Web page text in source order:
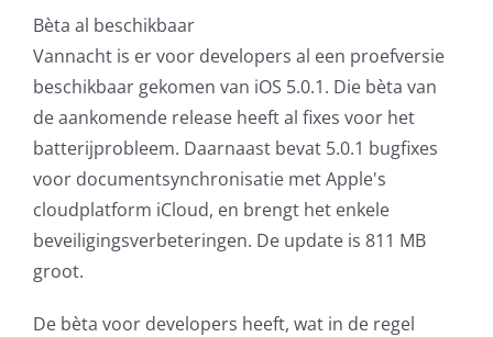
Bèta al beschikbaar
Vannacht is er voor developers al een proefversie
beschikbaar gekomen van iOS 5.0.1. Die bèta van
de aankomende release heeft al fixes voor het
batterijprobleem. Daarnaast bevat 5.0.1 bugfixes
voor documentsynchronisatie met Apple's
cloudplatform iCloud, en brengt het enkele
beveiligingsverbeteringen. De update is 811 MB
groot.
De bèta voor developers heeft, wat in de regel